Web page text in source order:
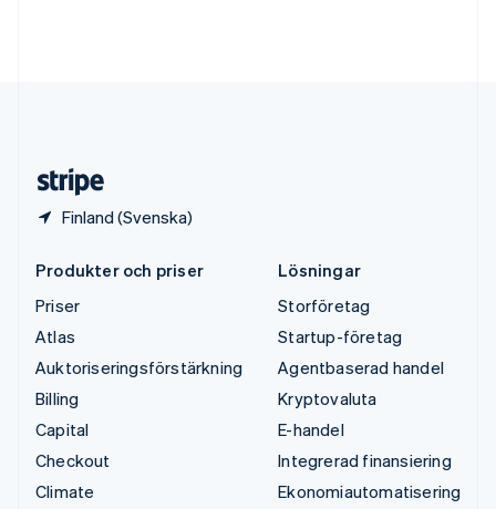
Finland (Svenska)
Produkter och priser
Priser
Atlas
Auktoriseringsförstärkning
Billing
Capital
Checkout
Climate
Lösningar
Storföretag
Startup-företag
Agentbaserad handel
Kryptovaluta
E-handel
Integrerad finansiering
Ekonomiautomatisering